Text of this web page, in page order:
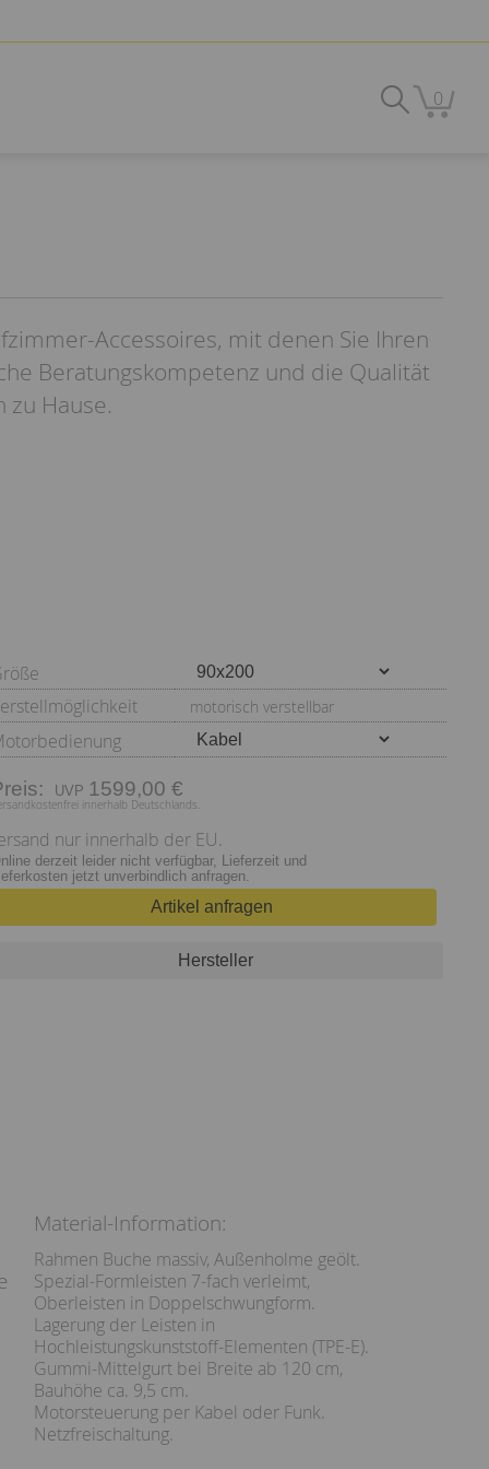
0
Accessoires, mit denen Sie Ihren
Beratungskompetenz und die Qualität
Hause.
motorisch verstellbar
1599,00 €
innerhalb Deutschlands.
nur innerhalb der EU.
derzeit leider nicht verfügbar, Lieferzeit und
jetzt unverbindlich anfragen.
Artikel anfragen
Hersteller
Material-Information:
Rahmen Buche massiv, Außenholme geölt.
Spezial-Formleisten 7-fach verleimt,
Oberleisten in Doppelschwungform.
Lagerung der Leisten in
Hochleistungskunststoff-Elementen (TPE-E).
Gummi-Mittelgurt bei Breite ab 120 cm,
Bauhöhe ca. 9,5 cm.
Motorsteuerung per Kabel oder Funk.
Netzfreischaltung.